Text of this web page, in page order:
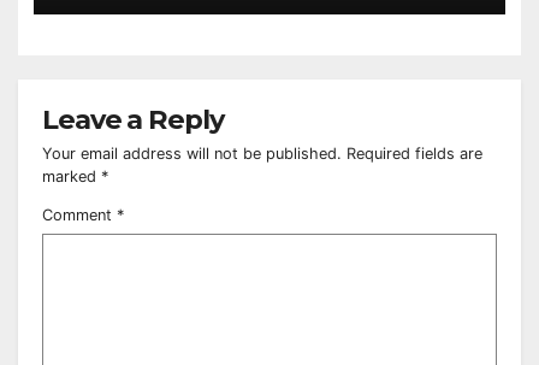
Leave a Reply
Your email address will not be published. Required fields are
marked *
Comment *